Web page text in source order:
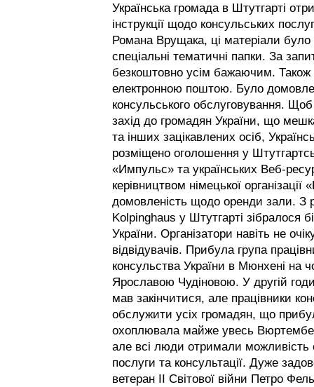
Українська громада в Штутгарті
інструкції щодо консульських
Романа Врущака, ці матеріали було
спеціальні тематичні папки. За
безкоштовно усім бажаючим. Також
електронною поштою. Було
консульського обслуговування.
захід до громадян України, що
та інших зацікавлених осіб,
розміщено оголошення у
«Импульс» та українських Веб-
керівництвом німецької
домовленість щодо оренди зали. З
Kolpinghaus у Штутгарті зібралося
України. Організатори навіть не
відвідувачів. Прибула група
консульства України в Мюнхені на
Ярославою Чудіновою. У другій
мав закінчитися, але працівники
обслужити усіх громадян, що
охоплювала майже увесь
але всі люди отримали можливість
послуги та консультації. Дуже
ветеран ІІ Світової війни Петро